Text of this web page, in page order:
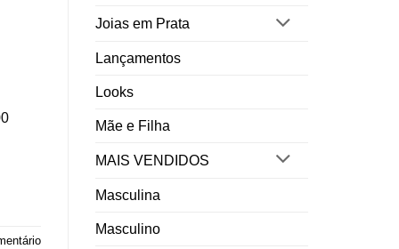
Joias em Prata
Lançamentos
Looks
Mãe e Filha
MAIS VENDIDOS
Masculina
Masculino